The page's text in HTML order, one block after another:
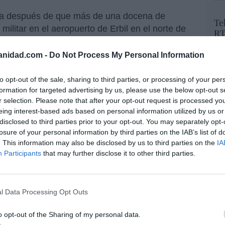
- Do Not Process My Personal Information
opt-out of the sale, sharing to third parties, or processing of your
for targeted advertising by us, please use the below opt-out
selection. Please note that after your opt-out request is processed
interest-based ads based on personal information utilized by us
to third parties prior to your opt-out. You may separately
of your personal information by third parties on the IAB’s list of
This information may also be disclosed by us to third parties on the
Participants that may further disclose it to other third parties.
Data Processing Opt Outs
opt-out of the Sharing of my personal data.
después de que más de una docena de
en el aeropuerto de Erbil en el norte de
de una coalición liderada por Estados
a terroristas desde 2014. Dos personas
con base en el aeropuerto, y un civil,
el lunes, recoge también Infobae.
EEUU: que los demócratas son más
Espinosa de los Monteroslo resumía
Obama, esta vez no les ha dado tiempo a
presidente demócrata de USA antes de
que Biden sólo ha tardado 35 días desde
tu